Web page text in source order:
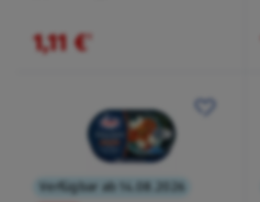
1,11 €¹
Verfügbar ab 14.08.2026